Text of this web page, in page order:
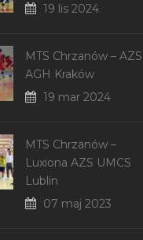
19 lis 2024
MTS Chrzanów – AZS
AGH Kraków
19 mar 2024
MTS Chrzanów –
Luxiona AZS UMCS
Lublin
07 maj 2023